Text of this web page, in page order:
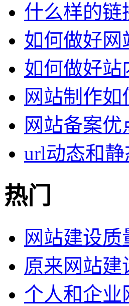
什么样的链
如何做好网
如何做好站
网站制作
网站备案
url动态和
热门
网站建设
原来网站建
个人和企业